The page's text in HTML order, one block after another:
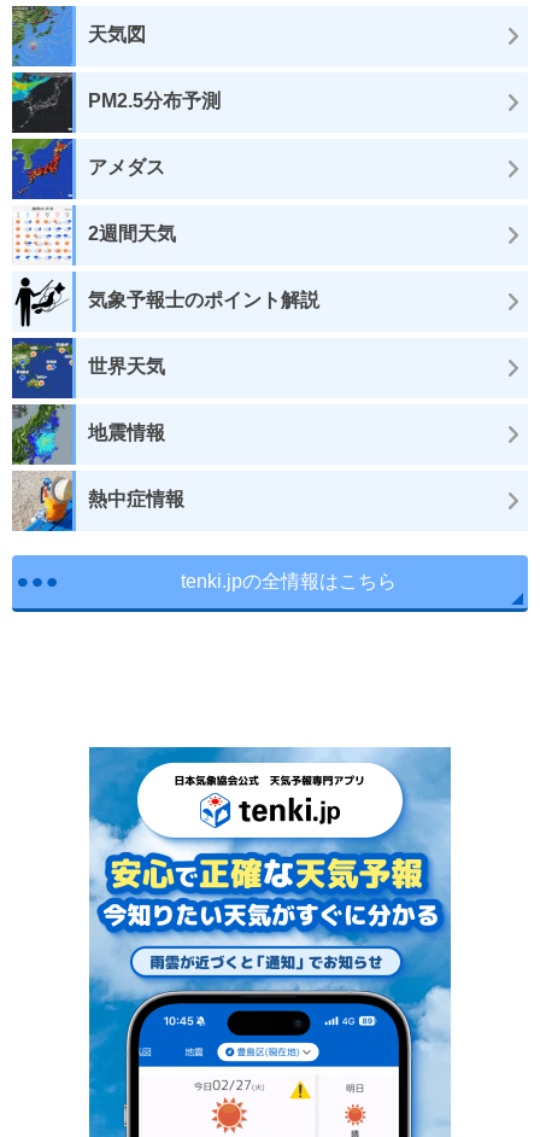
天気図
PM2.5分布予測
アメダス
2週間天気
気象予報士のポイント解説
世界天気
地震情報
熱中症情報
tenki.jpの全情報はこちら